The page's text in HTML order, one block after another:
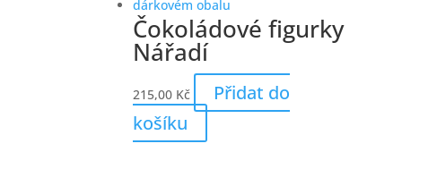
Čokoládové figurky
Nářadí
215,00 Kč
Přidat do
košíku